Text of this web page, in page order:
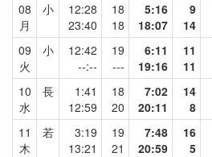
08
月
小
12:28
23:40
18
18
5:16
18:07
9
14
09
火
小
12:42
--:--
19
---
6:11
19:16
11
11
10
水
長
1:41
12:59
18
20
7:02
20:11
14
8
11
木
若
3:19
13:21
19
21
7:48
20:59
16
5